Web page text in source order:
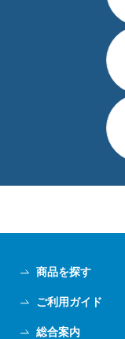
商品を探す
ご利用ガイド
総合案内